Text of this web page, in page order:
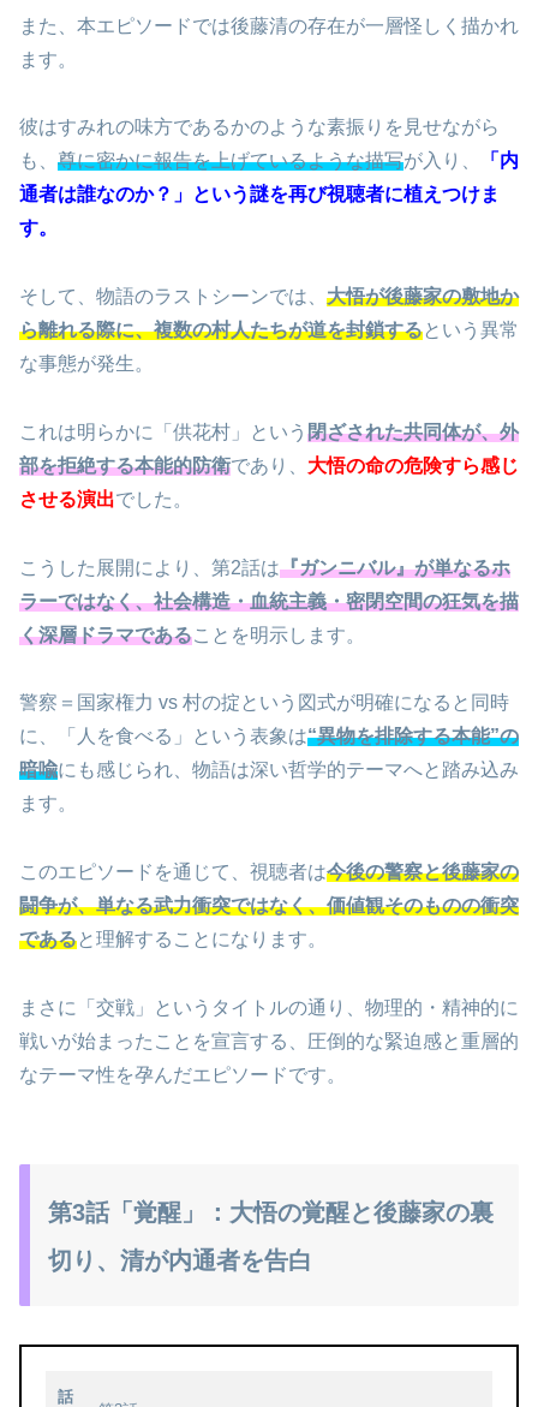
また、本エピソードでは後藤清の存在が一層怪しく描かれ
ます。
彼はすみれの味方であるかのような素振りを見せながら
も、 尊に密かに報告を上げているような描写が入り、
「内
通者は誰なのか？」という謎を再び視聴者に植えつけま
す。
そして、物語のラストシーンでは、 大悟が後藤家の敷地か
ら離れる際に、複数の村人たちが道を封鎖するという異常
な事態が発生。
これは明らかに「供花村」という 閉ざされた共同体が、外
部を拒絶する本能的防衛であり、 大悟の命の危険すら感じ
させる演出でした。
こうした展開により、第2話は『ガンニバル』が単なるホ
ラーではなく、社会構造・血統主義・密閉空間の狂気を描
く深層ドラマであることを明示します。
警察＝国家権力 vs 村の掟という図式が明確になると同時
に、「人を食べる」という表象は“異物を排除する本能”の
暗喩にも感じられ、物語は深い哲学的テーマへと踏み込み
ます。
このエピソードを通じて、視聴者は今後の警察と後藤家の
闘争が、単なる武力衝突ではなく、価値観そのものの衝突
であると理解することになります。
まさに「交戦」というタイトルの通り、物理的・精神的に
戦いが始まったことを宣言する、圧倒的な緊迫感と重層的
なテーマ性を孕んだエピソードです。
第3話「覚醒」：大悟の覚醒と後藤家の裏
切り、清が内通者を告白
話